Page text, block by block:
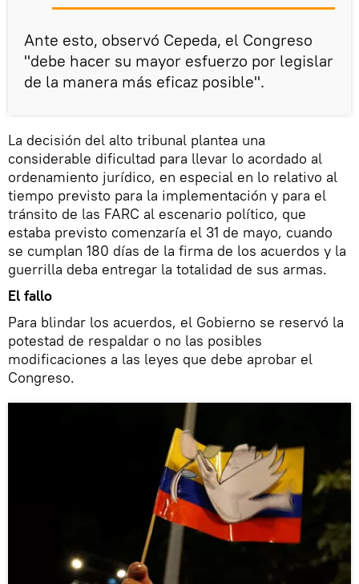
Ante esto, observó Cepeda, el Congreso
"debe hacer su mayor esfuerzo por legislar
de la manera más eficaz posible".
La decisión del alto tribunal plantea una
considerable dificultad para llevar lo acordado al
ordenamiento jurídico, en especial en lo relativo al
tiempo previsto para la implementación y para el
tránsito de las FARC al escenario político, que
estaba previsto comenzaría el 31 de mayo, cuando
se cumplan 180 días de la firma de los acuerdos y la
guerrilla deba entregar la totalidad de sus armas.
El fallo
Para blindar los acuerdos, el Gobierno se reservó la
potestad de respaldar o no las posibles
modificaciones a las leyes que debe aprobar el
Congreso.